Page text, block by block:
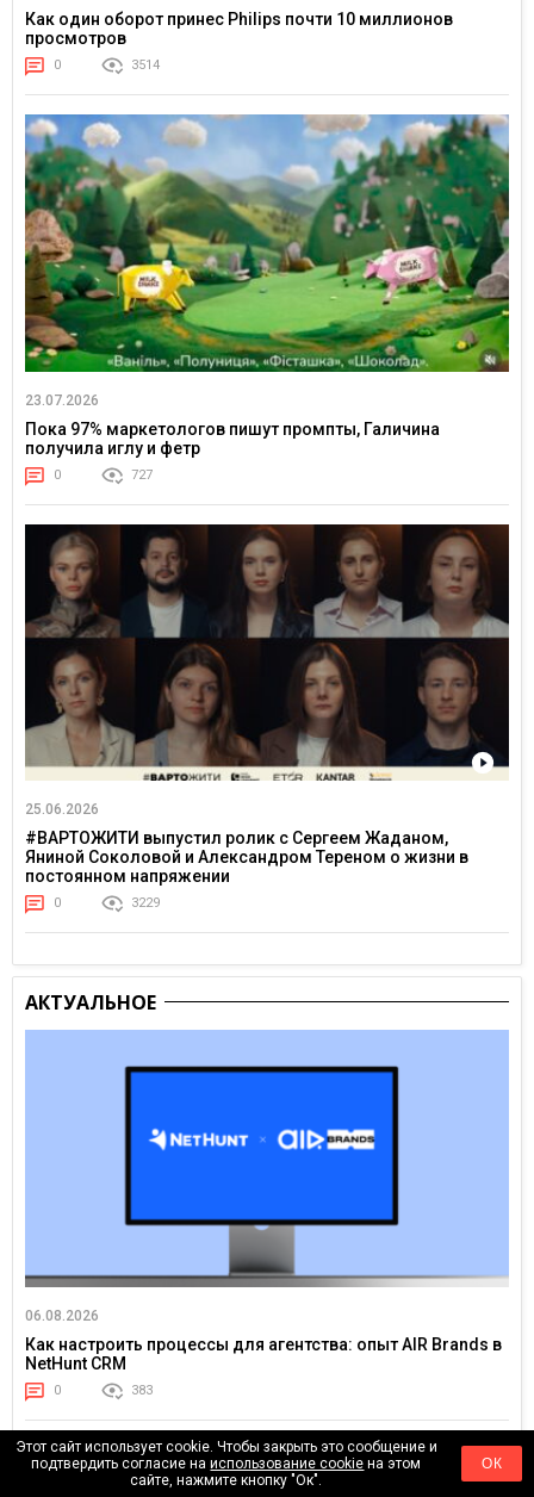
Как один оборот принес Philips почти 10 миллионов
просмотров
0 3514
23.07.2026
Пока 97% маркетологов пишут промпты, Галичина
получила иглу и фетр
0 727
25.06.2026
#ВАРТОЖИТИ выпустил ролик с Сергеем Жаданом,
Яниной Соколовой и Александром Тереном о жизни в
постоянном напряжении
0 3229
АКТУАЛЬНОЕ
06.08.2026
Как настроить процессы для агентства: опыт AIR Brands в
NetHunt CRM
0 383
Этот сайт использует cookie. Чтобы закрыть это сообщение и
подтвердить согласие наиспользование cookie на этом
сайте, нажмите кнопку "Ок".
ОК